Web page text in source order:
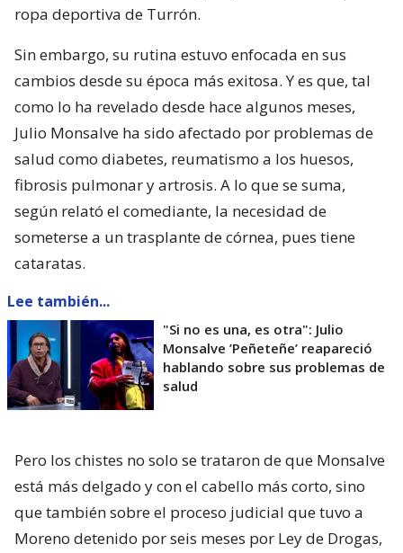
ropa deportiva de Turrón.
Sin embargo, su rutina estuvo enfocada en sus
cambios desde su época más exitosa. Y es que, tal
como lo ha revelado desde hace algunos meses,
Julio Monsalve ha sido afectado por problemas de
salud como diabetes, reumatismo a los huesos,
fibrosis pulmonar y artrosis. A lo que se suma,
según relató el comediante, la necesidad de
someterse a un trasplante de córnea, pues tiene
cataratas.
Lee también...
"Si no es una, es otra": Julio
Monsalve ’Peñeteñe’ reapareció
hablando sobre sus problemas de
salud
Pero los chistes no solo se trataron de que Monsalve
está más delgado y con el cabello más corto, sino
que también sobre el proceso judicial que tuvo a
Moreno detenido por seis meses por Ley de Drogas,